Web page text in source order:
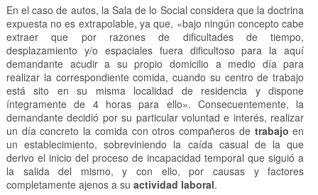
En el caso de autos, la Sala de lo Social considera que la doctrina
expuesta no es extrapolable, ya que, «bajo ningún concepto cabe
extraer que por razones de dificultades de tiempo,
desplazamiento y/o espaciales fuera dificultoso para la aquí
demandante acudir a su propio domicilio a medio día para
realizar la correspondiente comida, cuando su centro de trabajo
está sito en su misma localidad de residencia y dispone
íntegramente de 4 horas para ello». Consecuentemente, la
demandante decidió por su particular voluntad e interés, realizar
un día concreto la comida con otros compañeros de trabajo en
un establecimiento, sobreviniendo la caída casual de la que
derivo el inicio del proceso de incapacidad temporal que siguió a
la salida del mismo, y con ello, por causas y factores
completamente ajenos a su actividad laboral.